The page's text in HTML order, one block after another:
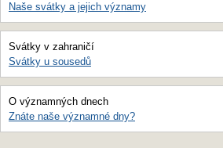
Naše svátky a jejich významy
Svátky v zahraničí
Svátky u sousedů
O významných dnech
Znáte naše významné dny?